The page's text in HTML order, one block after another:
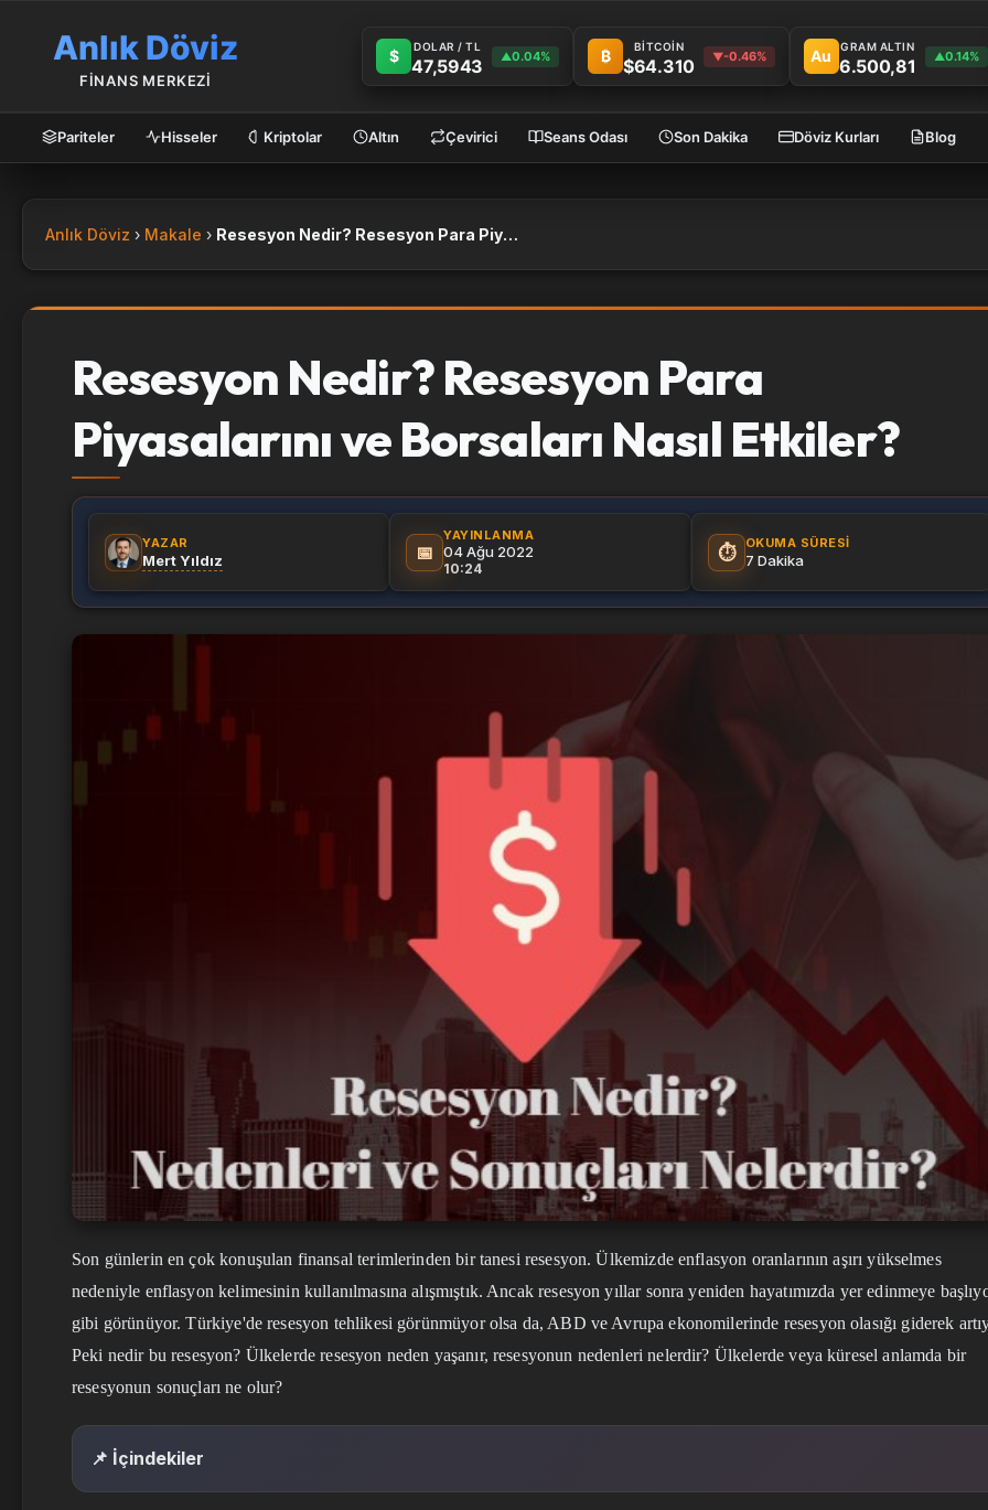
Anlık Döviz
FİNANS MERKEZİ
$ DOLAR / TL
47,5943 ▲0.04% ₿ BİTCOİN
$64.310 ▼-0.46% Au GRAM ALTIN
6.500,81 ▲0.14%
Pariteler Hisseler Kriptolar Altın Çevirici Seans Odası Son Dakika Döviz Kurları Blog
Anlık Döviz Makale Resesyon Nedir? Resesyon Para Piyasalarını ve Borsaları Nasıl Etkiler?
Resesyon Nedir? Resesyon Para
Piyasalarını ve Borsaları Nasıl Etkiler?
YAZAR
Mert Yıldız 📅
YAYINLANMA
04 Ağu 2022
10:24
⏱️ OKUMA SÜRESI
7 Dakika
Son günlerin en çok konuşulan finansal terimlerinden bir tanesi resesyon. Ülkemizde enflasyon oranlarının aşırı yükselmes
nedeniyle enflasyon kelimesinin kullanılmasına alışmıştık. Ancak resesyon yıllar sonra yeniden hayatımızda yer edinmeye
gibi görünüyor. Türkiye'de resesyon tehlikesi görünmüyor olsa da, ABD ve Avrupa ekonomilerinde resesyon olasığı giderek
Peki nedir bu resesyon? Ülkelerde resesyon neden yaşanır, resesyonun nedenleri nelerdir? Ülkelerde veya küresel anlamda bir
resesyonun sonuçları ne olur?
📌 İçindekiler